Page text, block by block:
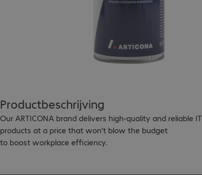
Productbeschrijving
Our ARTICONA brand delivers high-quality and reliable IT
products at a price that won't blow the budget
to boost workplace efficiency.